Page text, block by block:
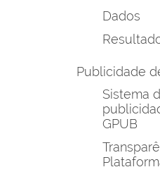
Dados
Publicidade
Sistema
GPUB